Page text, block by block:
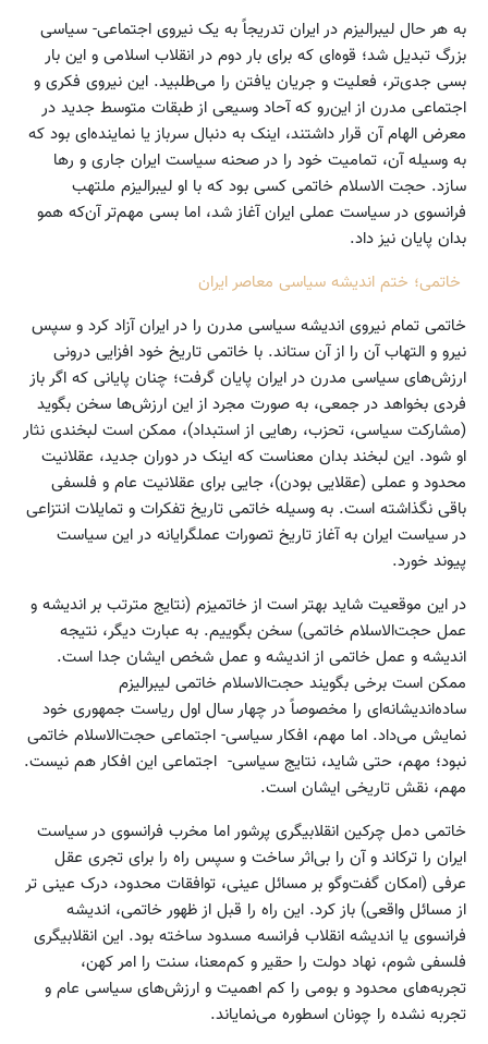
به هر حال لیبرالیزم در ایران تدریجاً به یک نیروی اجتماعی- سیاسی
بزرگ تبدیل شد؛ قوه‌ای که برای بار دوم در انقلاب اسلامی و این بار
بسی جدی‌تر، فعلیت و جریان یافتن را می‌طلبید. این نیروی فکری و
اجتماعی مدرن از این‌رو که آحاد وسیعی از طبقات متوسط جدید در
معرض الهام آن قرار داشتند، اینک به دنبال سرباز یا نماینده‌ای بود که
به وسیله آن، تمامیت خود را در صحنه سیاست ایران جاری و رها
سازد. حجت الاسلام خاتمی کسی بود که با او لیبرالیزم ملتهب
فرانسوی در سیاست عملی ایران آغاز شد، اما بسی مهم‌تر آن‌که همو
بدان پایان نیز داد.
خاتمی؛ ختم اندیشه سیاسی معاصر ایران
خاتمی تمام نیروی اندیشه سیاسی مدرن را در ایران آزاد کرد و سپس
نیرو و التهاب آن را از آن ستاند. با خاتمی تاریخ خود افزایی درونی
ارزش‌های سیاسی مدرن در ایران پایان گرفت؛ چنان پایانی که اگر باز
فردی بخواهد در جمعی، به صورت مجرد از این ارزش‌ها سخن بگوید
(مشارکت سیاسی، تحزب، رهایی از استبداد)، ممکن است لبخندی نثار
او شود. این لبخند بدان معناست که اینک در دوران جدید، عقلانیت
محدود و عملی (عقلایی بودن)، جایی برای عقلانیت عام و فلسفی
باقی نگذاشته است. به وسیله خاتمی تاریخ تفکرات و تمایلات انتزاعی
در سیاست ایران به آغاز تاریخ تصورات عملگرایانه در این سیاست
پیوند خورد.
در این موقعیت شاید بهتر است از خاتمیزم (نتایج مترتب بر اندیشه و
عمل حجت‌الاسلام خاتمی) سخن بگوییم. به عبارت دیگر، نتیجه
اندیشه و عمل خاتمی از اندیشه و عمل شخص ایشان جدا است.
ممکن است برخی بگویند حجت‌الاسلام خاتمی لیبرالیزم
ساده‌اندیشانه‌ای را مخصوصاً در چهار سال اول ریاست جمهوری خود
نمایش می‌داد. اما مهم، افکار سیاسی- اجتماعی حجت‌الاسلام خاتمی
نبود؛ مهم، حتی شاید، نتایج سیاسی- اجتماعی این افکار هم نیست.
مهم، نقش تاریخی ایشان است.
خاتمی دمل چرکین انقلابیگری پرشور اما مخرب فرانسوی در سیاست
ایران را ترکاند و آن را بی‌اثر ساخت و سپس راه را برای تجری عقل
عرفی (امکان گفت‌وگو بر مسائل عینی، توافقات محدود، درک عینی تر
از مسائل واقعی) باز کرد. این راه را قبل از ظهور خاتمی، اندیشه
فرانسوی یا اندیشه انقلاب فرانسه مسدود ساخته بود. این انقلابیگری
فلسفی شوم، نهاد دولت را حقیر و کم‌معنا، سنت را امر کهن،
تجربه‌های محدود و بومی را کم اهمیت و ارزش‌های سیاسی عام و
تجربه‌ نشده را چونان اسطوره می‌نمایاند.